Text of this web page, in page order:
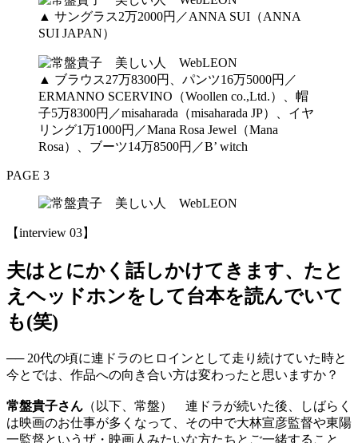
▲ サングラス2万2000円／ANNA SUI（ANNA
SUI JAPAN）
▲ ブラウス27万8300円、パンツ16万5000円／
ERMANNO SCERVINO（Woollen co.,Ltd.）、帽
子5万8300円／misaharada（misaharada JP）、イヤ
リング1万1000円／Mana Rosa Jewel（Mana
Rosa）、ブーツ14万8500円／B’ witch
PAGE 3
【interview 03】
夫はとにかく話しかけてきます、たと
えヘッドホンをして台本を読んでいて
も(笑)
── 20代の頃に連ドラのヒロインとして走り続けていた時と
今とでは、作品への向き合い方は変わったと思いますか？
常盤貴子さん （以下、常盤） 連ドラが続いた後、しばらく
は映画のお仕事が多くなって、その中で大林宣彦監督や東陽
一監督というザ・映画人みたいな方たちとご一緒すること